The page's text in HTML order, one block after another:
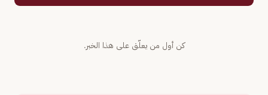
كن أول من يعلّق على هذا الخبر.